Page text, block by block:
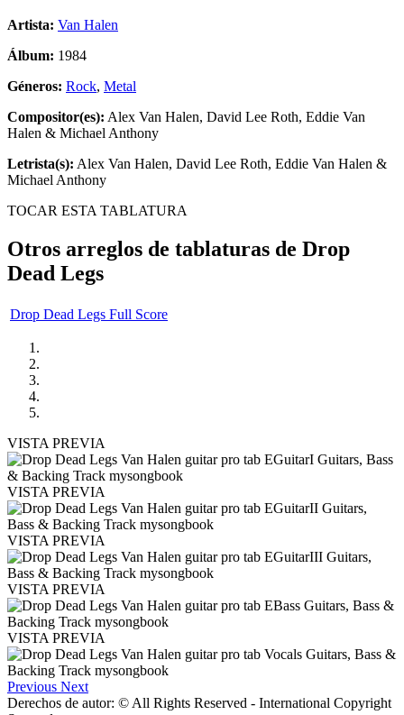
Artista: Van Halen
Álbum: 1984
Géneros: Rock, Metal
Compositor(es): Alex Van Halen, David Lee Roth, Eddie Van
Halen & Michael Anthony
Letrista(s): Alex Van Halen, David Lee Roth, Eddie Van Halen &
Michael Anthony
TOCAR ESTA TABLATURA
Otros arreglos de tablaturas de Drop
Dead Legs
Drop Dead Legs Full Score
VISTA PREVIA
VISTA PREVIA
VISTA PREVIA
VISTA PREVIA
VISTA PREVIA
Previous Next
Derechos de autor: © All Rights Reserved - International Copyright